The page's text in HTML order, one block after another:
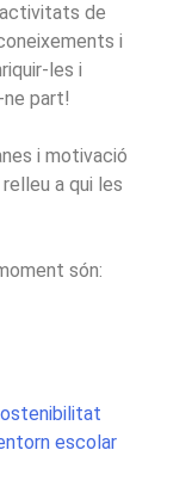
de
i
les i
ne part!
i motivació
a qui les
són:
escolar